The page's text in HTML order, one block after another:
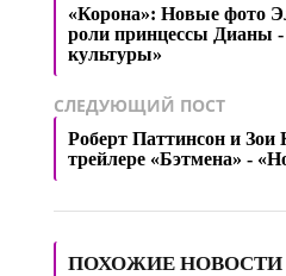
«Корона»: Новые фото
роли принцессы Дианы -
культуры»
СЛЕДУЮЩИЙ ПОСТ
Роберт Паттинсон и
трейлере «Бэтмена» -
ПОХОЖИЕ НОВОСТИ